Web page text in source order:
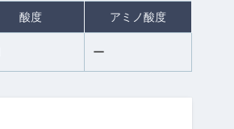
酸度 アミノ酸度
ー